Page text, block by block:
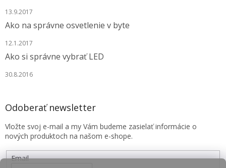
13.9.2017
Ako na správne osvetlenie v byte
12.1.2017
Ako si správne vybrať LED
30.8.2016
Odoberať newsletter
Vložte svoj e-mail a my Vám budeme zasielať informácie o
nových produktoch na našom e-shope.
Email